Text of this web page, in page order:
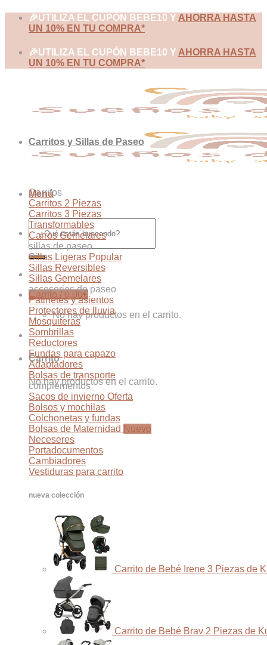
Skip
🎉UTILIZA EL CUPÓN BEBE10 Y AHORRA HASTA
UN 10% EN TU COMPRA*
🎉UTILIZA EL CUPÓN BEBE10 Y AHORRA HASTA
UN 10% EN TU COMPRA*
Menú
Buscar
por:
Carrito /0,00€
No hay productos en el carrito.
Carrito
No hay productos en el carrito.
Carritos y Sillas de Paseo
Carritos
Carritos 2 Piezas
Carritos 3 Piezas
Transformables
Carros Gemelares
sillas de paseo
Sillas Ligeras
Sillas Reversibles
Sillas Gemelares
accesorios de paseo
Patinetes y asientos
Protectores de lluvia
Mosquiteras
Sombrillas
Reductores
Fundas para capazo
Adaptadores
Bolsas de transporte
complementos
Sacos de invierno
Bolsos y mochilas
Colchonetas y fundas
Bolsas de Maternidad
Neceseres
Portadocumentos
Cambiadores
Vestiduras para carrito
nueva colección
Carrito de Bebé Irene 3 Piezas de
Carrito de Bebé Brav 2 Piezas de